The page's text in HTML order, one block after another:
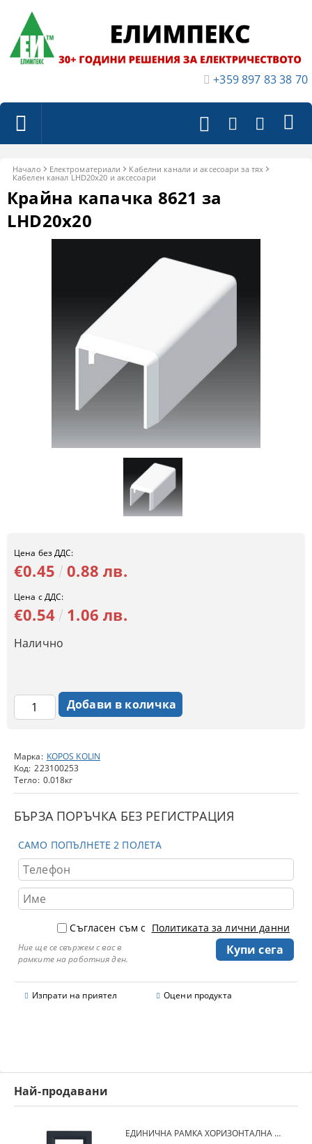
+359 897 83 38 70
Начало Електроматериали
Кабелни канали и аксесоари за тях
Кабелен канал LHD20x20 и аксесоари
Крайна капачка 8621 за
LHD20x20
Марка: KOPOS KOLIN
Код: 223100253
Тегло: 0.018кг
БЪРЗА ПОРЪЧКА БЕЗ РЕГИСТРАЦИЯ
САМО ПОПЪЛНЕТЕ 2 ПОЛЕТА
Съгласен съм с Политиката за лични данни
Ние ще се свържем с вас в
рамките на работния ден.
Изпрати на приятел Оцени продукта
Цена без ДДС:
€0.45 0.88 лв.
Цена с ДДС:
€0.54 1.06 лв.
Налично
Най-продавани
ЕДИНИЧНА РАМКА ХОРИЗОНТАЛНА SCHNEIDER ASFORA EPH5800171 - АНТРАЦИТ